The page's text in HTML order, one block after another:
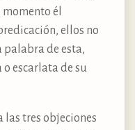
él
ellos no
palabra de esta,
escarlata de su
las tres objeciones